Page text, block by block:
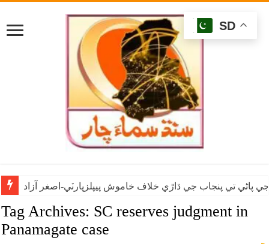
پاڻي تي پنجاب جي ڌاڙي خلاف خاموش پيپلزپارٽي-اصغر آزاد
Tag Archives: SC reserves judgment in
Panamagate case
SD